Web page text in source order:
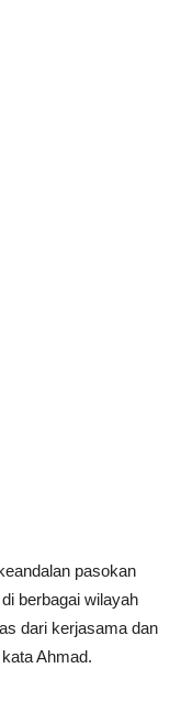
pasokan
berbagai wilayah
dari kerjasama dan
Ahmad.